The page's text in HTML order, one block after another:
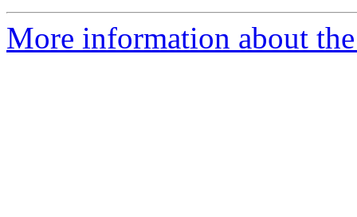
More information about